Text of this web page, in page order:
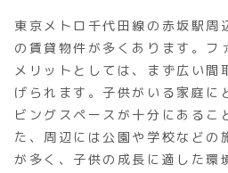
東京メトロ千代田線の赤坂駅周
の賃貸物件が多くあります。フ
メリットとしては、まず広い間
げられます。子供がいる家庭に
ビングスペースが十分にあるこ
た、周辺には公園や学校などの
が多く、子供の成長に適した環